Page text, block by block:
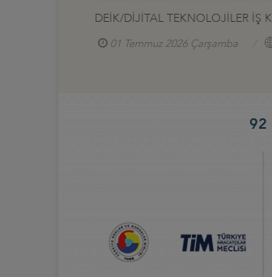
DEİK/DİJİTAL TEKNOLOJİLER İŞ
01 Temmuz 2026 Çarşamba
92